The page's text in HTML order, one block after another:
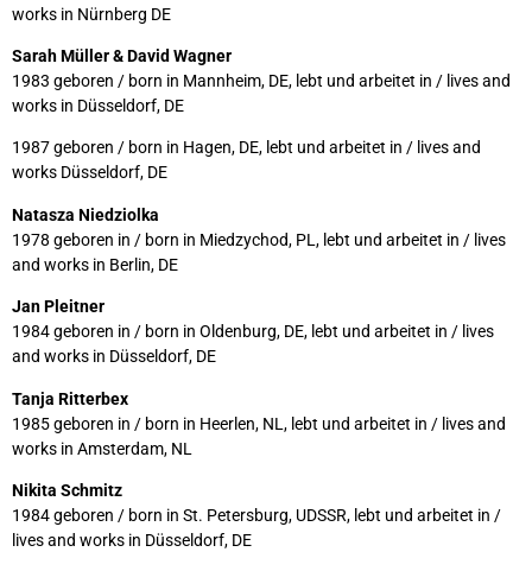
works in Nürnberg DE
Sarah Müller & David Wagner
1983 geboren / born in Mannheim, DE, lebt und arbeitet in / lives and
works in Düsseldorf, DE
1987 geboren / born in Hagen, DE, lebt und arbeitet in / lives and
works Düsseldorf, DE
Natasza Niedziolka
1978 geboren in / born in Miedzychod, PL, lebt und arbeitet in / lives
and works in Berlin, DE
Jan Pleitner
1984 geboren in / born in Oldenburg, DE, lebt und arbeitet in / lives
and works in Düsseldorf, DE
Tanja Ritterbex
1985 geboren in / born in Heerlen, NL, lebt und arbeitet in / lives and
works in Amsterdam, NL
Nikita Schmitz
1984 geboren / born in St. Petersburg, UDSSR, lebt und arbeitet in /
lives and works in Düsseldorf, DE